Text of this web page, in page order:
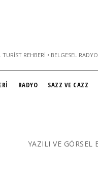
REHBERI • BELGESEL
RADYO SAZZ VE CAZZ
YAZILI VE GÖRSEL